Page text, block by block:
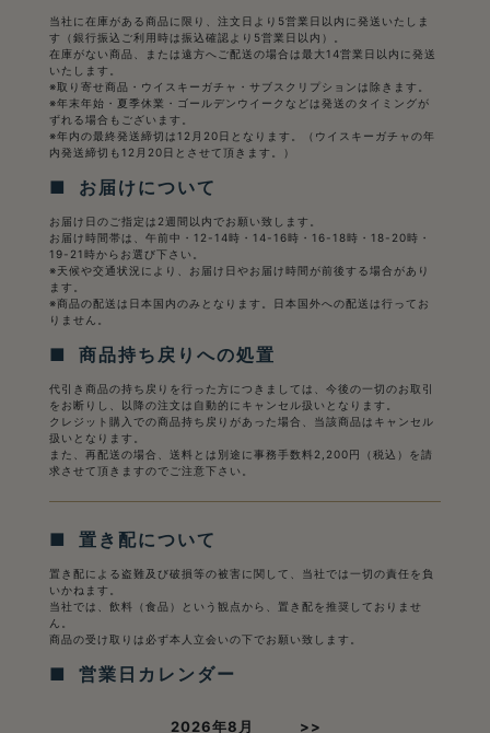
当社に在庫がある商品に限り、注文日より5営業日以内に発送いたしま
す（銀行振込ご利用時は振込確認より5営業日以内）。
在庫がない商品、または遠方へご配送の場合は最大14営業日以内に発送
いたします。
※取り寄せ商品・ウイスキーガチャ・サブスクリプションは除きます。
※年末年始・夏季休業・ゴールデンウイークなどは発送のタイミングが
ずれる場合もございます。
※年内の最終発送締切は12月20日となります。（ウイスキーガチャの年
内発送締切も12月20日とさせて頂きます。）
■ お届けについて
お届け日のご指定は2週間以内でお願い致します。
お届け時間帯は、午前中・12-14時・14-16時・16-18時・18-20時・
19-21時からお選び下さい。
※天候や交通状況により、お届け日やお届け時間が前後する場合があり
ます。
※商品の配送は日本国内のみとなります。日本国外への配送は行ってお
りません。
■ 商品持ち戻りへの処置
代引き商品の持ち戻りを行った方につきましては、今後の一切のお取引
をお断りし、以降の注文は自動的にキャンセル扱いとなります。
クレジット購入での商品持ち戻りがあった場合、当該商品はキャンセル
扱いとなります。
また、再配送の場合、送料とは別途に事務手数料2,200円（税込）を請
求させて頂きますのでご注意下さい。
■ 置き配について
置き配による盗難及び破損等の被害に関して、当社では一切の責任を負
いかねます。
当社では、飲料（食品）という観点から、置き配を推奨しておりませ
ん。
商品の受け取りは必ず本人立会いの下でお願い致します。
■ 営業日カレンダー
2026年8月 >>